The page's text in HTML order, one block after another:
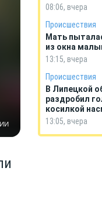
08:06, вчера
Происшествия
Мать
из окна
13:15, вчера
Происшествия
В Липецкой
раздробил
косилкой
13:05, вчера